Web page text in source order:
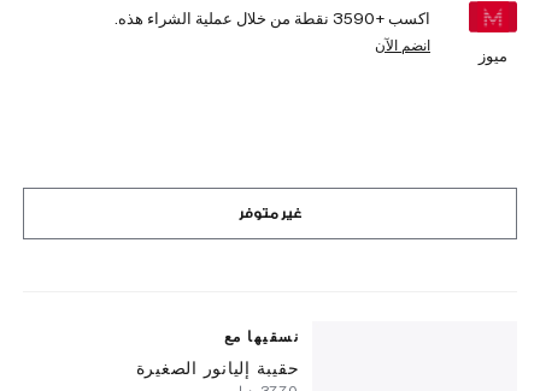
ميوز
اكسب +3590 نقطة من خلال عملية الشراء هذه.
انضم الآن
غير متوفر
نسقيها مع
حقيبة إليانور الصغيرة